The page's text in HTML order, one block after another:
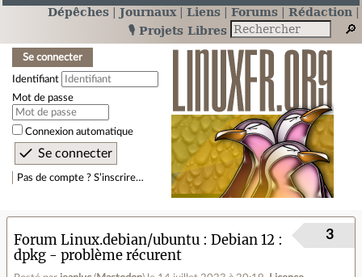
Dépêches Journaux Liens Forums
Rédaction
🎙️ Projets Libres
Se connecter
Identifiant
Mot de passe
Connexion automatique
Pas de compte ? S’inscrire…
Forum Linux.debian/ubuntu
Debian 12 :
dpkg - problème récurent
3